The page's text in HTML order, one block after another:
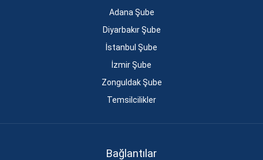
Adana Şube
Diyarbakır Şube
İstanbul Şube
İzmir Şube
Zonguldak Şube
Temsilcilikler
Bağlantılar